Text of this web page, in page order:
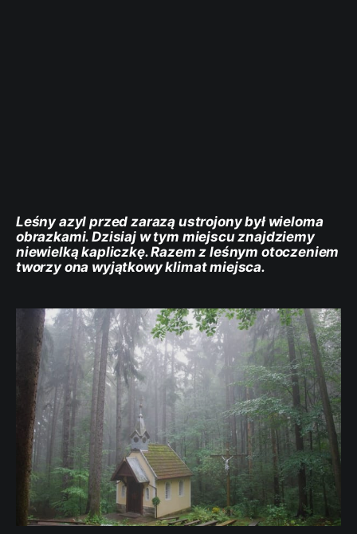
Leśny azyl przed zarazą ustrojony był wieloma
obrazkami. Dzisiaj w tym miejscu znajdziemy
niewielką kapliczkę. Razem z leśnym otoczeniem
tworzy ona wyjątkowy klimat miejsca.